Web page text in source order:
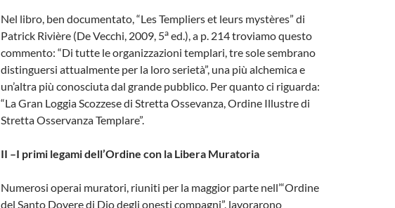
Nel libro, ben documentato, “Les Templiers et leurs mystères” di
Patrick Rivière (De Vecchi, 2009, 5a ed.), a p. 214 troviamo questo
commento: “Di tutte le organizzazioni templari, tre sole sembrano
distinguersi attualmente per la loro serietà”, una più alchemica e
un’altra più conosciuta dal grande pubblico. Per quanto ci riguarda:
“La Gran Loggia Scozzese di Stretta Ossevanza, Ordine Illustre di
Stretta Osservanza Templare”.
II –I primi legami dell’Ordine con la Libera Muratoria
Numerosi operai muratori, riuniti per la maggior parte nell’“Ordine
del Santo Dovere di Dio degli onesti compagni”, lavorarono